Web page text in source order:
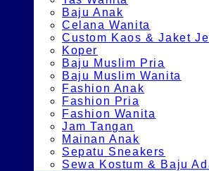
Baju Anak
Celana Wanita
Custom Kaos & Jaket
Koper
Baju Muslim Pria
Baju Muslim Wanita
Fashion Anak
Fashion Pria
Fashion Wanita
Jam Tangan
Mainan Anak
Sepatu Sneakers
Sewa Kostum & Baju